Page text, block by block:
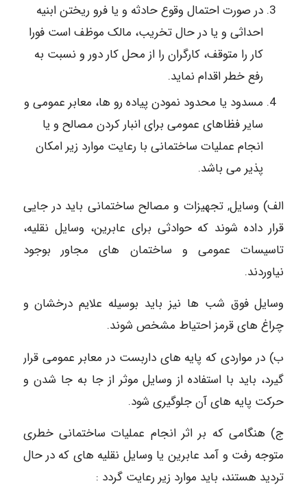
در صورت احتمال وقوع حادثه و یا فرو ریختن ابنیه
احداثی و یا در حال تخریب، مالک موظف است فورا
کار را متوقف، کارگران را از محل کار دور و نسبت به
رفع خطر اقدام نماید.
مسدود یا محدود نمودن پیاده رو ها، معابر عمومی و
سایر فظاهای عمومی برای انبار کردن مصالح و یا
انجام عملیات ساختمانی با رعایت موارد زیر امکان
پذیر می باشد.
الف) وسایل, تجهیزات و مصالح ساختمانی باید در جایی
قرار داده شوند که حوادثی برای عابرین، وسایل نقلیه،
تاسیسات عمومی و ساختمان های مجاور بوجود
نیاوردند.
وسایل فوق شب ها نیز باید بوسیله علایم درخشان و
چراغ های قرمز احتیاط مشخص شوند.
ب) در مواردی که پایه های داربست در معابر عمومی قرار
گیرد، باید با استفاده از وسایل موثر از جا به جا شدن و
حرکت پایه های آن جلوگیری شود.
ج) هنگامی که بر اثر انجام عملیات ساختمانی خطری
متوجه رفت و آمد عابرین یا وسایل نقلیه های که در حال
تردید هستند، باید موارد زیر رعایت گردد :